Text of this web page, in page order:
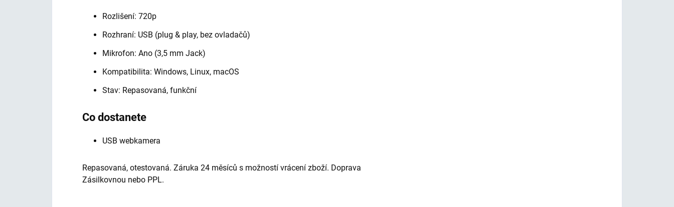
Rozlišení: 720p
Rozhraní: USB (plug & play, bez ovladačů)
Mikrofon: Ano (3,5 mm Jack)
Kompatibilita: Windows, Linux, macOS
Stav: Repasovaná, funkční
Co dostanete
USB webkamera
Repasovaná, otestovaná. Záruka 24 měsíců s možností vrácení zboží. Doprava
Zásilkovnou nebo PPL.